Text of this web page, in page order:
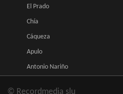
El Prado
Chía
Cáqueza
Apulo
Antonio Nariño
© Recordmedia slu